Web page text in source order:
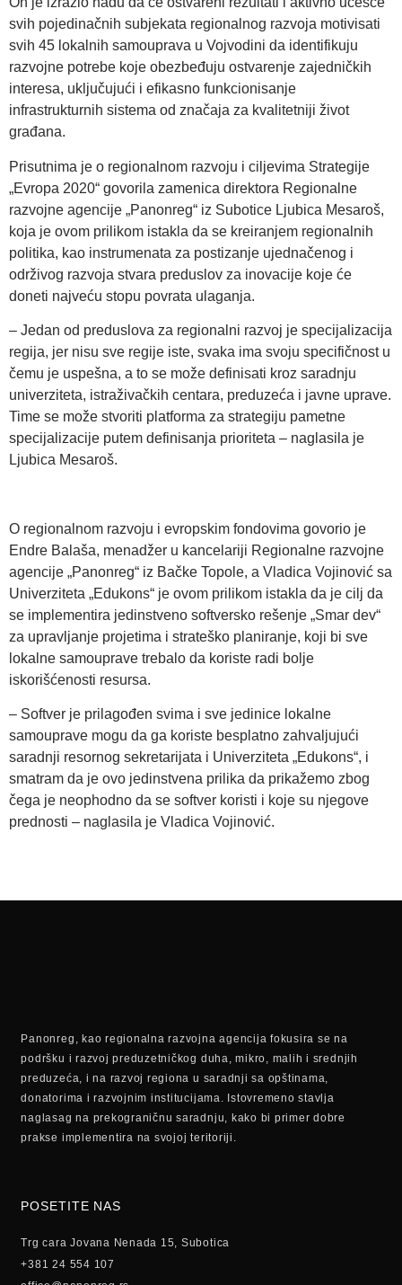
svih pojedinačnih subjekata regionalnog razvoja motivisati
svih 45 lokalnih samouprava u Vojvodini da identifikuju
razvojne potrebe koje obezbeđuju ostvarenje zajedničkih
interesa, uklјučujući i efikasno funkcionisanje
infrastrukturnih sistema od značaja za kvalitetniji život
građana.
Prisutnima je o regionalnom razvoju i cilјevima Strategije
„Evropa 2020“ govorila zamenica direktora Regionalne
razvojne agencije „Panonreg“ iz Subotice Ljubica Mesaroš,
koja je ovom prilikom istakla da se kreiranjem regionalnih
politika, kao instrumenata za postizanje ujednačenog i
održivog razvoja stvara preduslov za inovacije koje će
doneti najveću stopu povrata ulaganja.
– Jedan od preduslova za regionalni razvoj je specijalizacija
regija, jer nisu sve regije iste, svaka ima svoju specifičnost u
čemu je uspešna, a to se može definisati kroz saradnju
univerziteta, istraživačkih centara, preduzeća i javne uprave.
Time se može stvoriti platforma za strategiju pametne
specijalizacije putem definisanja prioriteta – naglasila je
Ljubica Mesaroš.
O regionalnom razvoju i evropskim fondovima govorio je
Endre Balaša, menadžer u kancelariji Regionalne razvojne
agencije „Panonreg“ iz Bačke Topole, a Vladica Vojinović sa
Univerziteta „Edukons“ je ovom prilikom istakla da je cilј da
se implementira jedinstveno softversko rešenje „Smar dev“
za upravlјanje projetima i strateško planiranje, koji bi sve
lokalne samouprave trebalo da koriste radi bolјe
iskorišćenosti resursa.
– Softver je prilagođen svima i sve jedinice lokalne
samouprave mogu da ga koriste besplatno zahvalјujući
saradnji resornog sekretarijata i Univerziteta „Edukons“, i
smatram da je ovo jedinstvena prilika da prikažemo zbog
čega je neophodno da se softver koristi i koje su njegove
prednosti – naglasila je Vladica Vojinović.
Panonreg, kao regionalna razvojna agencija fokusira se na
podršku i razvoj preduzetničkog duha, mikro, malih i srednjih
preduzeća, i na razvoj regiona u saradnji sa opštinama,
donatorima i razvojnim institucijama. Istovremeno stavlja
naglasag na prekograničnu saradnju, kako bi primer dobre
prakse implementira na svojoj teritoriji.
POSETITE NAS
Trg cara Jovana Nenada 15, Subotica
+381 24 554 107